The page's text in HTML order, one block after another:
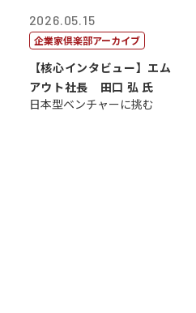
2026.05.15
企業家倶楽部アーカイブ
【核心インタビュー】エム
アウト社長 田口 弘 氏
日本型ベンチャーに挑む